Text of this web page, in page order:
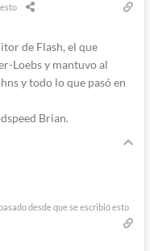
de Flash, el que
Loebs y mantuvo al
y todo lo que pasó en
Brian.
desde que se escribió esto